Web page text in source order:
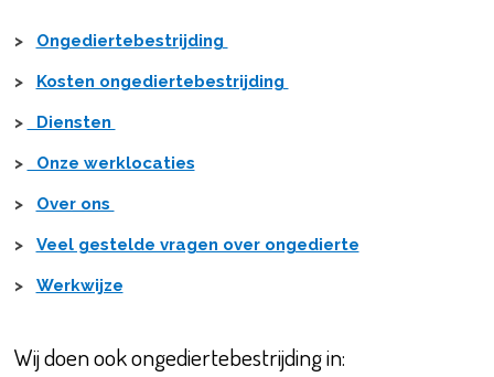
> Ongediertebestrijding
> Kosten ongediertebestrijding
> Diensten
> Onze werklocaties
> Over ons
> Veel gestelde vragen over ongedierte
> Werkwijze
Wij doen ook ongediertebestrijding in: